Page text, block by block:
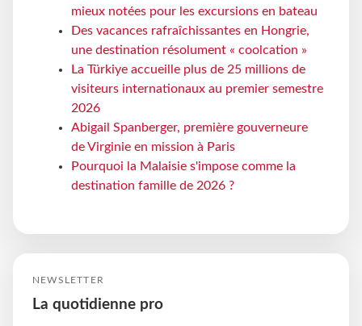
mieux notées pour les excursions en bateau
Des vacances rafraîchissantes en Hongrie,
une destination résolument « coolcation »
La Türkiye accueille plus de 25 millions de
visiteurs internationaux au premier semestre
2026
Abigail Spanberger, première gouverneure
de Virginie en mission à Paris
Pourquoi la Malaisie s'impose comme la
destination famille de 2026 ?
NEWSLETTER
La quotidienne pro